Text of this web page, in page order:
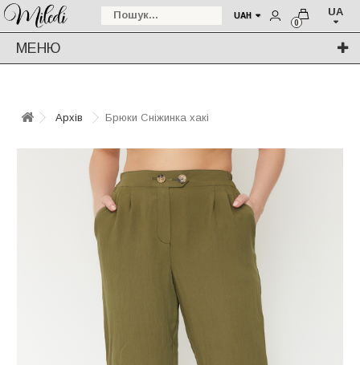
UAH UA
0
МЕНЮ
Архів Брюки Сніжинка хакі